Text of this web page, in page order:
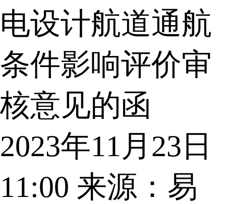
电设计航道通航
条件影响评价审
核意见的函
2023年11月23日
11:00 来源：易